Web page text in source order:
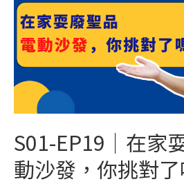
S01-EP19｜在家
動沙發，你挑對了